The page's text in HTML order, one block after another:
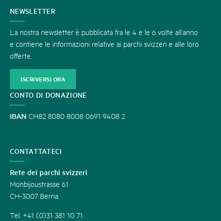
CONTATTATECI
NEWSLETTER
La nostra newsletter è pubblicata fra le 4 e le 6 volte all’anno
e contiene le informazioni relative ai parchi svizzeri e alle loro
offerte.
ISCRIVERSI ORA
CONTO DI DONAZIONE
IBAN CH82 8080 8008 0691 9408 2
CONTATTATECI
Rete dei parchi svizzeri
Monbijoustrasse 61
CH-3007 Berna
Tel. +41 (0)31 381 10 71